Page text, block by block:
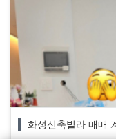
화성신축빌라 매매